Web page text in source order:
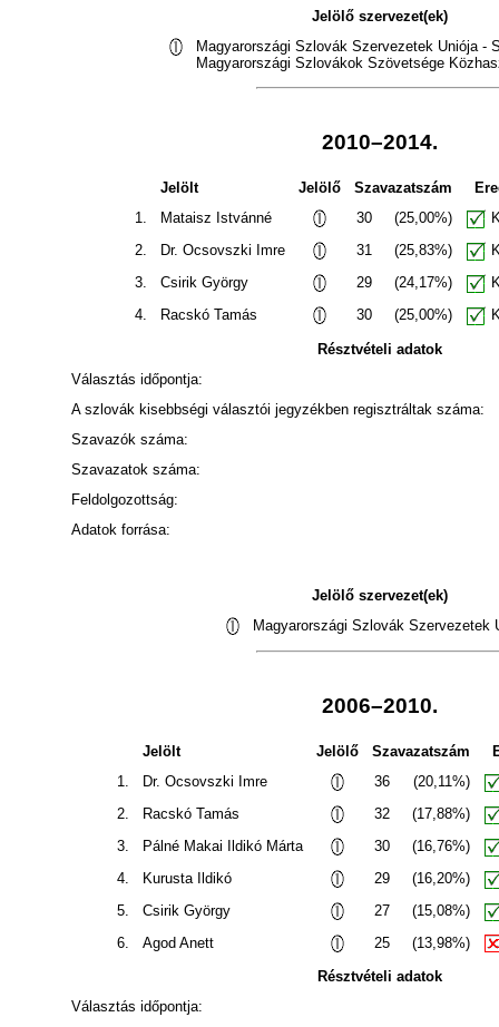
Jelölő szervezet(ek)
Magyarországi Szlovák Szervezetek Uniója -
Magyarországi Szlovákok Szövetsége
2010–2014.
Jelölt Jelölő Szavazatszám
1.
Mataisz Istvánné 30 (25,00%)
2.
Dr. Ocsovszki Imre 31 (25,83%)
3.
Csirik György 29 (24,17%)
4.
Racskó Tamás 30 (25,00%)
Résztvételi adatok
Választás időpontja:
A szlovák kisebbségi választói jegyzékben regisztráltak száma:
Szavazók száma:
Szavazatok száma:
Feldolgozottság:
Adatok forrása:
Jelölő szervezet(ek)
Magyarországi Szlovák Szervezetek
2006–2010.
Jelölt Jelölő Szavazatszám
1.
Dr. Ocsovszki Imre 36
(20,11%)
2.
Racskó Tamás 32
(17,88%)
3.
Pálné Makai Ildikó Márta 30
(16,76%)
4.
Kurusta Ildikó 29
(16,20%)
5.
Csirik György 27
(15,08%)
6.
Agod Anett 25
(13,98%)
Résztvételi adatok
Választás időpontja: